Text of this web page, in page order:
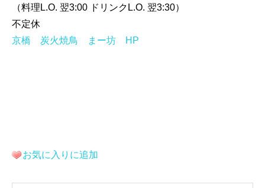
（料理L.O. 翌3:00 ドリンクL.O. 翌3:30）
不定休
京橋 炭火焼鳥 まー坊 HP
お気に入りに追加